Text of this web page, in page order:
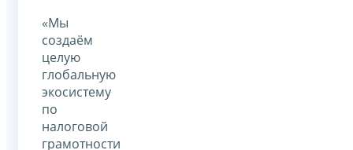
«Мы
создаём
целую
глобальную
экосистему
по
налоговой
грамотности